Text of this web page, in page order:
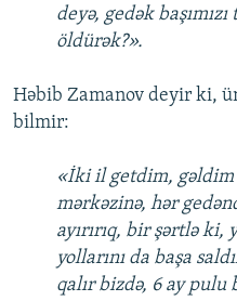
deyə, gedək
öldürək?».
Həbib Zamanov deyir ki,
bilmir:
«İki il getdim,
mərkəzinə, hər
ayırırıq, bir şərtlə ki,
yollarını da başa
qalır bizdə, 6 ay pulu